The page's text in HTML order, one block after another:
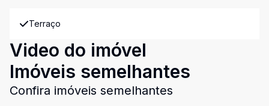
Terraço
Video do imóvel
Imóveis semelhantes
Confira imóveis semelhantes